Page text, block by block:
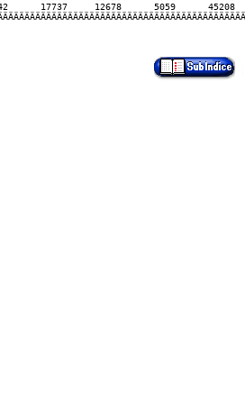
17737     12678      5059